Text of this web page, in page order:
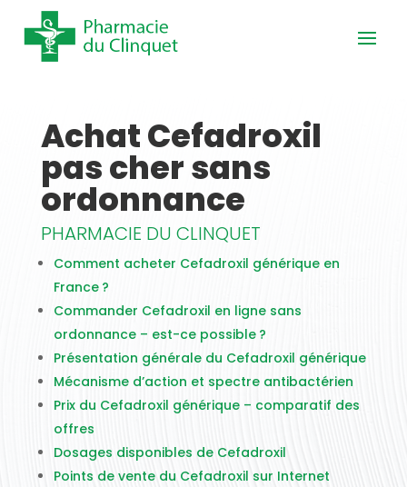
Achat Cefadroxil
pas cher sans
ordonnance
PHARMACIE DU CLINQUET
Comment acheter Cefadroxil générique en
France ?
Commander Cefadroxil en ligne sans
ordonnance – est-ce possible ?
Présentation générale du Cefadroxil générique
Mécanisme d’action et spectre antibactérien
Prix du Cefadroxil générique – comparatif des
offres
Dosages disponibles de Cefadroxil
Points de vente du Cefadroxil sur Internet